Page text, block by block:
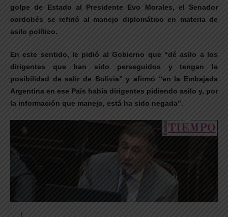
golpe de Estado al Presidente Evo Morales, el Senador
cordobés se refirió al manejo diplomático en materia de
asilo político.
En este sentido, le pidió al Gobierno que “dé asilo a los
dirigentes que han sido perseguidos y tengan la
posibilidad de salir de Bolivia” y afirmó “en la Embajada
Argentina en ese País había dirigentes pidiendo asilo y, por
la información que manejo, está ha sido negada”.